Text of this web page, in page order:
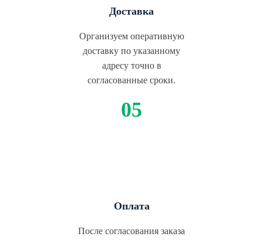
Доставка
Организуем оперативную
доставку по указанному
адресу точно в
согласованные сроки.
Оплата
После согласования заказа